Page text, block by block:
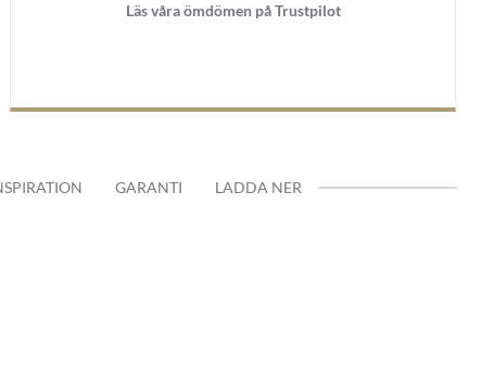
Läs våra ömdömen på Trustpilot
GARANTI LADDA NER